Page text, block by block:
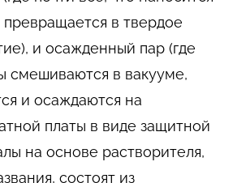
в твердое
и осажденный пар (где
смешиваются в вакууме,
и осаждаются на
платы в виде защитной
на основе растворителя,
состоят из